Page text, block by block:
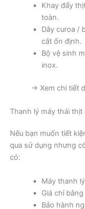
Khay đẩy
toàn.
Dây curoa /
cắt ổn định.
Bộ vệ sinh
inox.
→ Xem chi tiết
Thanh lý máy thái thịt
Nếu bạn muốn tiết
qua sử dụng nhưng
có:
Máy thanh
Giá chỉ
Bảo hành